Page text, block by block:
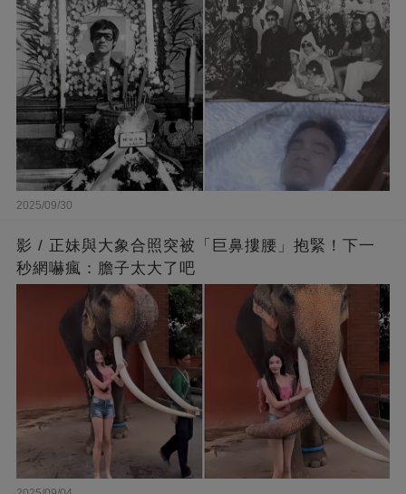
2025/09/30
影 / 正妹與大象合照突被「巨鼻摟腰」抱緊！下一
秒網嚇瘋：膽子太大了吧